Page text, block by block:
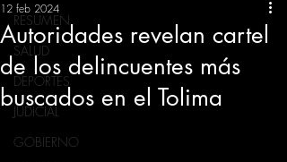
RESUMEN
SALUD
DEPORTES
JUDICIAL
GOBIERNO
Autoridades revelan cartel
de los delincuentes más
buscados en el Tolima
12 feb 2024